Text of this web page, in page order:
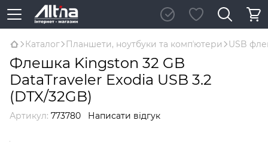
Каталог Планшети, ноутбуки та компʼютери USB
Флешка Kingston 32 GB
DataTraveler Exodia USB 3.2
(DTX/32GB)
Артикул: 773780 Написати відгук